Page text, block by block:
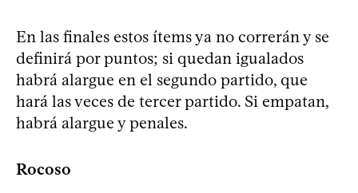
En las finales estos ítems ya no correrán y se
definirá por puntos; si quedan igualados
habrá alargue en el segundo partido, que
hará las veces de tercer partido. Si empatan,
habrá alargue y penales.
Rocoso